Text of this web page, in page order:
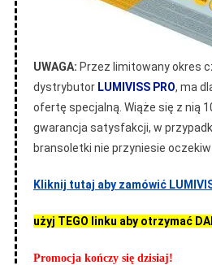
UWAGA: Przez limitowany okres
dystrybutor LUMIVISS PRO, ma
ofertę specjalną. Wiąże się z nią
gwarancja satysfakcji, w
bransoletki nie przyniesie
Kliknij tutaj aby zamówić
użyj TEGO linku aby otrzymać
Promocja kończy się dzisiaj!